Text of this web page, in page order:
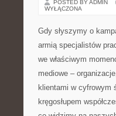
POSTED BY ADMIN
WYŁĄCZONA
Gdy słyszymy o
armią specjalistów
we właściwym
mediowe –
klientami w cyfrowym
kręgosłupem